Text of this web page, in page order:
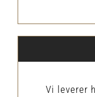
Vi leverer